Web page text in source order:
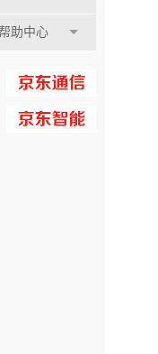
助中心